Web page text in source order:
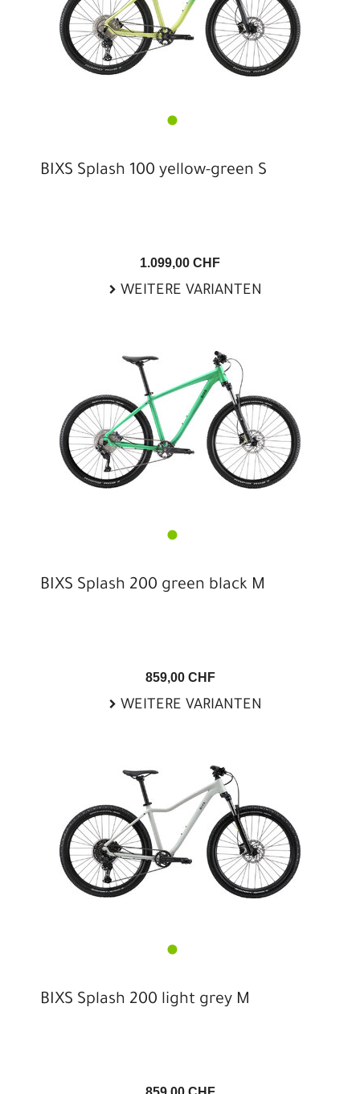
BIXS Splash 100 yellow-green S
1.099,00 CHF
WEITERE VARIANTEN
BIXS Splash 200 green black M
859,00 CHF
WEITERE VARIANTEN
BIXS Splash 200 light grey M